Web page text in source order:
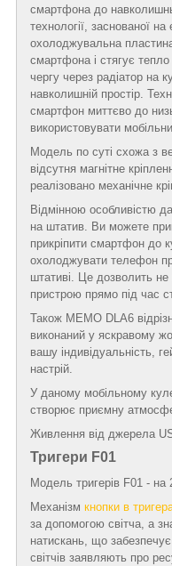
смартфона до
технології, заснованої
охолоджувальна
смартфона і стягує
чергу через радіатор на
навколишній простір.
смартфон миттєво до
використовувати
Модель по суті схожа з
відсутня магнітне
реалізовано механічне
Відмінною особливістю
на штатив. Ви можете
прикріпити смартфон до
охолоджувати телефон
штативі. Це дозволить не
пристрою прямо під час
Також MEMO DLA6
виконаний у яскравому
вашу індивідуальність,
настрій.
У даному мобільному
створює приємну
Живлення від джерела
Тригери F01
Модель тригерів F01 - на
Механізм кнопки в
за допомогою світча, а
натискань, що забезпечує
світчів заявляють про